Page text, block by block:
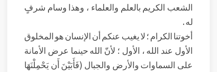
الشعب الكريم بالعلم والعلماء ، وهذا وسام شرفٍ
له .
أخوتنا الكرام ؛ لا يغيب عنكم أن الإنسان هو المخلوق
الأول عند الله ، الأول ؛ لأنّ الله حينما عرض الأمانة
على السماوات والأرض والجبال (فَأَبَيْنَ أَن يَحْمِلْنَهَا